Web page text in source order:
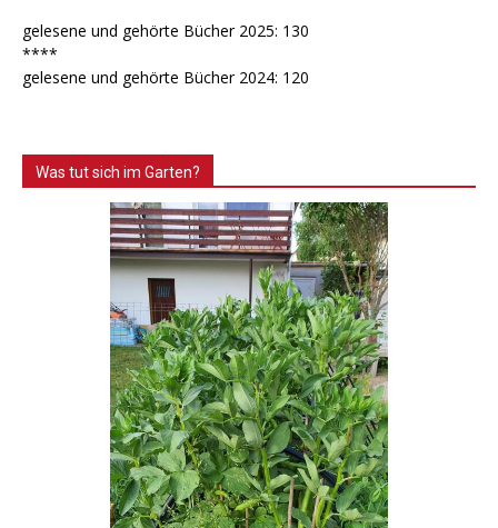
gelesene und gehörte Bücher 2025: 130
****
gelesene und gehörte Bücher 2024: 120
Was tut sich im Garten?